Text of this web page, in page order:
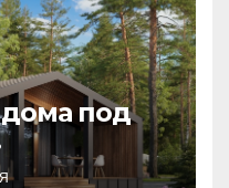
под